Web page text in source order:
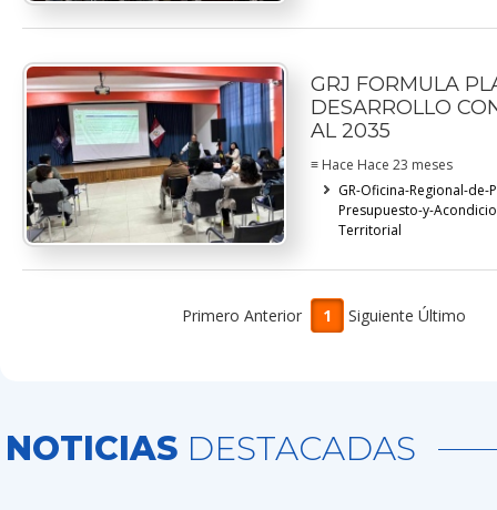
GRJ FORMULA
DESARROLLO
AL 2035
≡ Hace Hace 23 meses
GR-Oficina-Regional-de-
Presupuesto-y-
Territorial
Primero Anterior 1 Siguiente Último
NOTICIAS DESTACADAS